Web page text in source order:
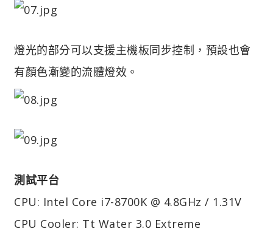
燈光的部分可以支援主機板同步控制，預設也會
有顏色漸變的流體燈效。
測試平台
CPU: Intel Core i7-8700K @ 4.8GHz / 1.31V
CPU Cooler: Tt Water 3.0 Extreme